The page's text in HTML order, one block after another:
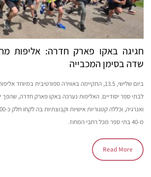
חגיגה באקו פארק חדרה: אליפות
שדה בסימן המכבייה
ביום שלישי, 13.5, התקיימה באווירה ספורטיבית
לבתי ספר יסודיים. האליפות נערכה באקו פארק חדרה,
מ-40 בתי ספר מכל רחבי המחוז.
Read More